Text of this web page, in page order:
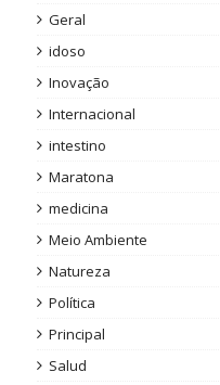
Geral
idoso
Inovação
Internacional
intestino
Maratona
medicina
Meio Ambiente
Natureza
Política
Principal
Salud